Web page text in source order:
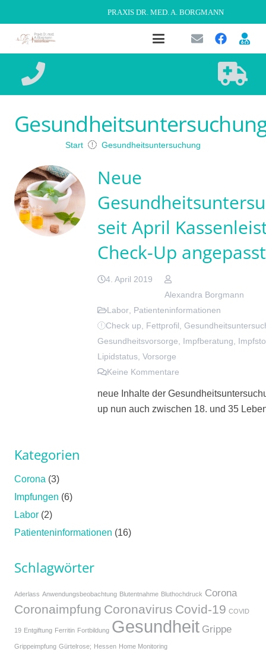
PRAXIS DR. MED. A. BORGMANN
Start Gesundheitsuntersuchung
Neue
seit April
Check-Up angepasst
4. April 2019
Alexandra Borgmann
Labor Patienteninformationen
Check up
Fettprofil
Gesundheitsvorsorge
Impfberatung
Lipidstatus Vorsorge
Keine Kommentare
neue Inhalte der
up nun auch zwischen 18. und 35
Kategorien
Corona (3)
Impfungen (6)
Labor (2)
Patienteninformationen (16)
Schlagwörter
Aderlass Anwendungsbeobachtung Blutentnahme Bluthochdruck Corona
Coronaimpfung Coronavirus Covid-19 COVID
19 Entgiftung Ferritin Fortbildung Gesundheit Grippe
Grippeimpfung Gürtelrose; Hessen Home Monitoring